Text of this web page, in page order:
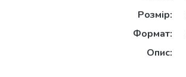
Розмір:
Формат:
Опис: